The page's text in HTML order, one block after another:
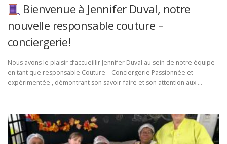
Bienvenue à Jennifer Duval, notre
nouvelle responsable couture –
conciergerie!
Nous avons le plaisir d’accueillir Jennifer Duval au sein de notre équipe
en tant que responsable Couture – Conciergerie Passionnée et
expérimentée , démontrant son savoir-faire et son attention aux …